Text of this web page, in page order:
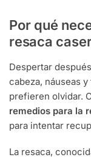
Por qué
resaca
Despertar
cabeza, náuseas
prefieren olvidar.
remedios para la
para intentar
La resaca,